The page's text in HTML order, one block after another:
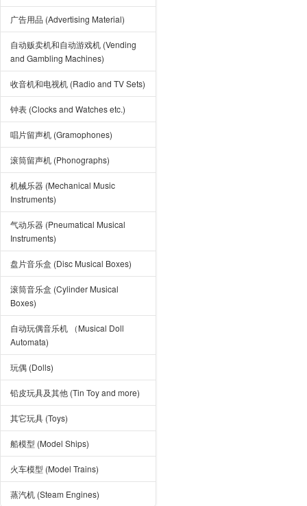
广告用品 (Advertising Material)
自动贩卖机和自动游戏机 (Vending
and Gambling Machines)
收音机和电视机 (Radio and TV Sets)
钟表 (Clocks and Watches etc.)
唱片留声机 (Gramophones)
滚筒留声机 (Phonographs)
机械乐器 (Mechanical Music
Instruments)
气动乐器 (Pneumatical Musical
Instruments)
盘片音乐盒 (Disc Musical Boxes)
滚筒音乐盒 (Cylinder Musical
Boxes)
自动玩偶音乐机 （Musical Doll
Automata)
玩偶 (Dolls)
铅皮玩具及其他 (Tin Toy and more)
其它玩具 (Toys)
船模型 (Model Ships)
火车模型 (Model Trains)
蒸汽机 (Steam Engines)